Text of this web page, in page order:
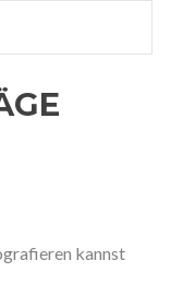
kannst